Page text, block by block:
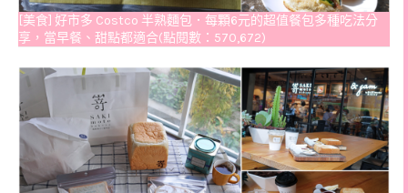
[美食] 好市多 Costco 半熟麵包．每顆6元的超值餐包多種吃法分
享，當早餐、甜點都適合(點閱數：570,672)